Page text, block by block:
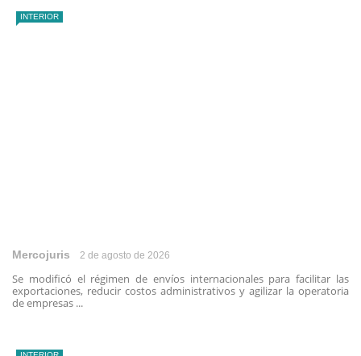
INTERIOR
Mercojuris 2 de agosto de 2026
Se modificó el régimen de envíos internacionales para facilitar las
exportaciones, reducir costos administrativos y agilizar la operatoria
de empresas ...